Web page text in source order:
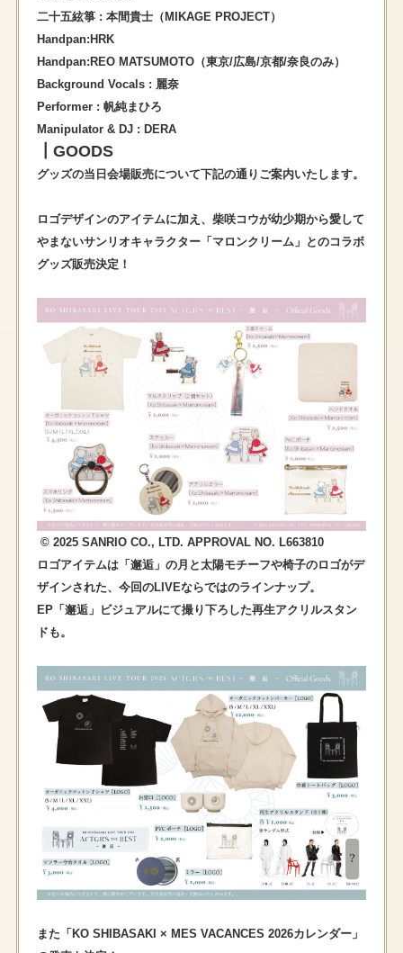
二十五絃箏 : 本間貴士（MIKAGE PROJECT）
Handpan:HRK
Handpan:REO MATSUMOTO（東京/広島/京都/奈良のみ）
Background Vocals : 麗奈
Performer : 帆純まひろ
Manipulator & DJ : DERA
┃GOODS
グッズの当日会場販売について下記の通りご案内いたします。
ロゴデザインのアイテムに加え、柴咲コウが幼少期から愛して
やまないサンリオキャラクター「マロンクリーム」とのコラボ
グッズ販売決定！
© 2025 SANRIO CO., LTD. APPROVAL NO. L663810
ロゴアイテムは「邂逅」の月と太陽モチーフや椅子のロゴがデ
ザインされた、今回のLIVEならではのラインナップ。
EP「邂逅」ビジュアルにて撮り下ろした再生アクリルスタン
ドも。
また「KO SHIBASAKI × MES VACANCES 2026カレンダー」